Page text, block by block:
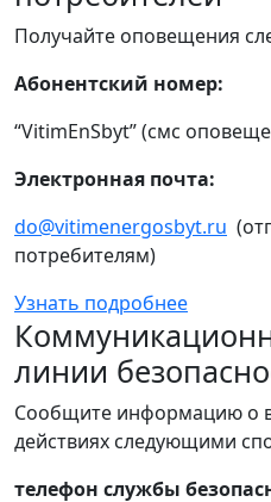
Получайте оповещения
Абонентский номер:
“VitimEnSbyt” (смс
Электронная почта:
do@vitimenergosbyt.ru
потребителям)
Узнать подробнее
линии
Сообщите информацию о
действиях следующими
телефон службы